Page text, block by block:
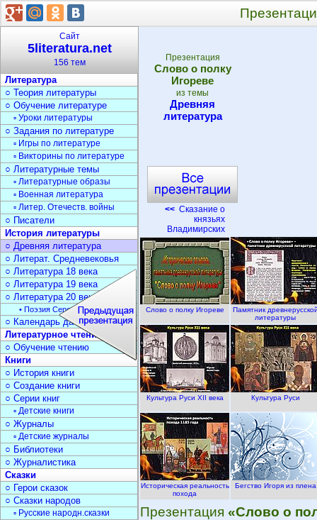
Презентация
Слово о полку
Игореве
из темы
Древняя
литература
<< Сказание о
князьях
Владимирских
Слово о полку Игореве
Памятник
литературы
Культура Руси XII века Культура Руси
Историческая реальность
похода
Бегство Игоря из плена
Презентация «Слово о
Сайт
5literatura.net
156 тем
Литература
○ Теория литературы
○ Обучение литературе
▫ Уроки литературы
○ Задания по литературе
▫ Игры по литературе
▫ Викторины по литературе
○ Литературные темы
▫ Литературные образы
▫ Военная литература
▫ Литер. Отечеств. войны
○ Писатели
История литературы
○ Древняя литература
○ Литерат. Средневековья
○ Литература 18 века
○ Литература 19 века
○ Литература 20 века
• Поэзия Серебрян. века
○ Календарь дат
Литературное чтение
○ Обучение чтению
Книги
○ История книги
○ Создание книги
○ Серии книг
▫ Детские книги
○ Журналы
▫ Детские журналы
○ Библиотеки
○ Журналистика
Сказки
○ Герои сказок
○ Сказки народов
▫ Русские народн.сказки